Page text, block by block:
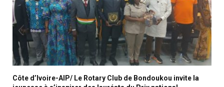
Côte d’Ivoire-AIP/ Le Rotary Club de Bondoukou invite la